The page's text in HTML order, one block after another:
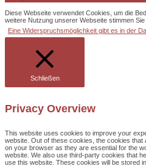
Diese Webseite verwendet Cookies, um die
weitere Nutzung unserer Webseite stimmen Sie
Eine Widerspruchsmöglichkeit gibt es in der
Schließen
Privacy Overview
This website uses cookies to improve your
website. Out of these cookies, the cookies
on your browser as they are essential for the
website. We also use third-party cookies that
use this website. These cookies will be stored